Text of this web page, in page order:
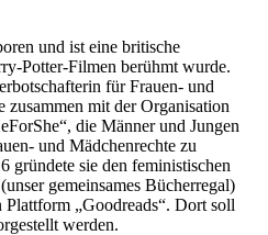
und ist eine britische
Potter-Filmen berühmt wurde.
für Frauen- und
zusammen mit der Organisation
die Männer und Jungen
und Mädchenrechte zu
gründete sie den feministischen
gemeinsames Bücherregal)
„Goodreads“. Dort soll
werden.